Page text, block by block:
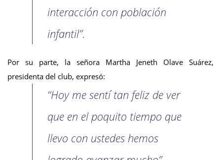
interacción con población
infantil”.
Por su parte, la señora Martha Jeneth Olave Suárez,
presidenta del club, expresó:
“Hoy me sentí tan feliz de ver
que en el poquito tiempo que
llevo con ustedes hemos